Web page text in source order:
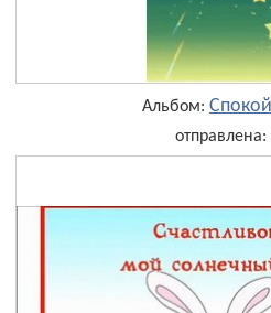
Альбом:
отправлена: